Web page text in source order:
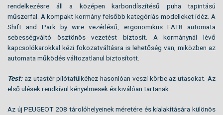
rendelkezésre áll a középen karbondíszítésű puha tapintású
műszerfal. A kompakt kormány felsőbb kategóriás modelleket idéz. A
Shift and Park by wire vezérlésű, ergonomikus EAT8 automata
sebességváltó ösztönös vezetést biztosít. A kormánynál lévő
kapcsolókarokkal kézi fokozatváltásra is lehetőség van, miközben az
automata működés változatlanul biztosított.
Test:az utastér pilótafülkéhez hasonlóan veszi körbe az utasokat. Az
első ülések rendkívül kényelmesek és kiválóan tartanak.
Az új PEUGEOT 208 tárolóhelyeinek méretére és kialakítására különös